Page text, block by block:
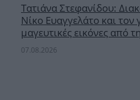
Τατιάνα Στεφανίδου:
Νίκο Ευαγγελάτο και τον
μαγευτικές εικόνες από
07.08.2026